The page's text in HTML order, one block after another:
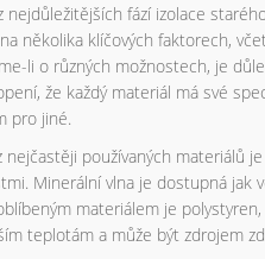
nejdůležitějších fází izolace
několika klíčových faktorech,
li o různých možnostech, je
že každý materiál má své
pro jiné.
nejčastěji používaných materiálů
Minerální vlna je dostupná jak
materiálem je
teplotám a může být zdrojem